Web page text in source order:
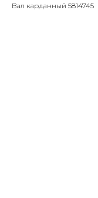
Вал карданный 5814745